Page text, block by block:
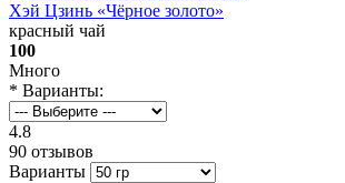
Хэй Цзинь «Чёрное золото»
красный чай
100
Много
* Варианты:
4.8
90 отзывов
Варианты